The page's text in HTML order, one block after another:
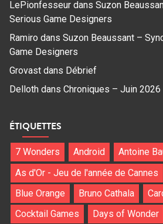
LePionfesseur dans Suzon
Serious Game Designers
Ramiro dans Suzon Beaussant –
Game Designers
Grovast dans Débrief
Delloth dans Chroniques – Juin 2026
ÉTIQUETTES
7 Wonders Android Antoine
As d'Or - Jeu de l'année de Cannes
Blue Orange
Bruno Cathala
Cocktail Games
Days of Wonder